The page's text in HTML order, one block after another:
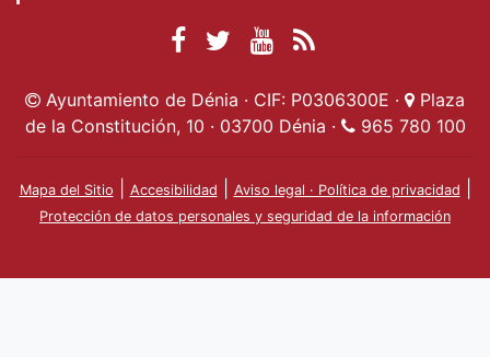
Facebook
Ayuntamiento de
Dénia
Ayuntamiento de
Dénia
Ayuntamiento
de Dénia
Actualidad
Ayuntamiento de Dénia · CIF: P0306300E ·
Plaza
de la Constitución, 10 · 03700 Dénia ·
965 780 100
Mapa del Sitio Accesibilidad Aviso legal · Política de privacidad
Protección de datos personales y seguridad de la información